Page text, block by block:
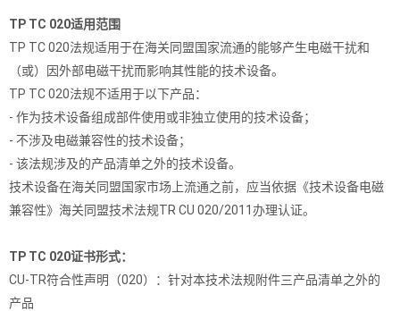
TP TC 020适用范围
TP TC 020法规适用于在海关同盟国家流通的能够产生电磁干扰和
（或）因外部电磁干扰而影响其性能的技术设备。
TP TC 020法规不适用于以下产品：
- 作为技术设备组成部件使用或非独立使用的技术设备；
- 不涉及电磁兼容性的技术设备；
- 该法规涉及的产品清单之外的技术设备。
技术设备在海关同盟国家市场上流通之前，应当依据《技术设备电磁
兼容性》海关同盟技术法规TR CU 020/2011办理认证。
TP TC 020证书形式：
CU-TR符合性声明（020）：针对本技术法规附件三产品清单之外的
产品